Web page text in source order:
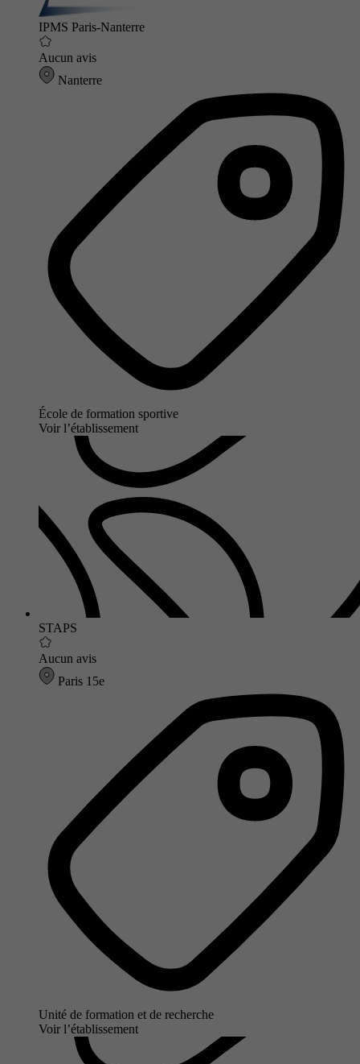
IPMS Paris-Nanterre
Aucun avis
Nanterre
École de formation sportive
Voir l’établissement
STAPS
Aucun avis
Paris 15e
Unité de formation et de recherche
Voir l’établissement